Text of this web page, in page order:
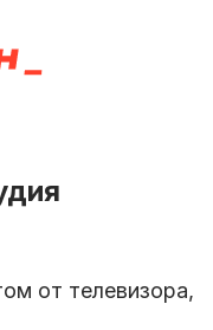
от телевизора,